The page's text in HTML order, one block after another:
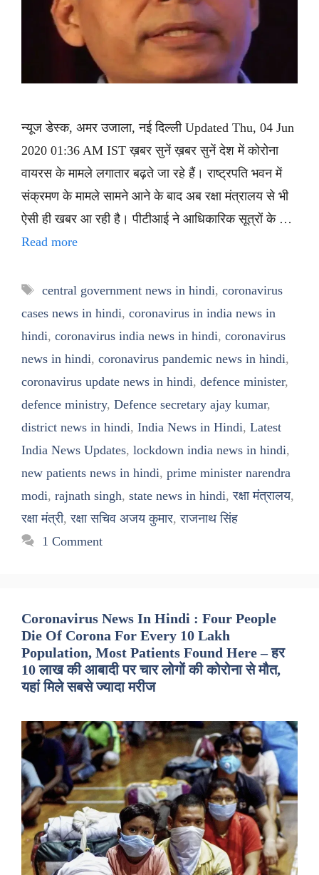
न्यूज डेस्क, अमर उजाला, नई दिल्ली Updated Thu, 04 Jun
2020 01:36 AM IST ख़बर सुनें ख़बर सुनें देश में कोरोना
वायरस के मामले लगातार बढ़ते जा रहे हैं। राष्ट्रपति भवन में
संक्रमण के मामले सामने आने के बाद अब रक्षा मंत्रालय से भी
ऐसी ही खबर आ रही है। पीटीआई ने आधिकारिक सूत्रों के …
Read more
Tags
central government news in hindi, coronavirus
cases news in hindi, coronavirus in india news in
hindi, coronavirus india news in hindi, coronavirus
news in hindi, coronavirus pandemic news in hindi,
coronavirus update news in hindi, defence minister,
defence ministry, Defence secretary ajay kumar,
district news in hindi, India News in Hindi, Latest
India News Updates, lockdown india news in hindi,
new patients news in hindi, prime minister narendra
modi, rajnath singh, state news in hindi,रक्षा मंत्रालय,
रक्षा मंत्री,रक्षा सचिव अजय कुमार,राजनाथ सिंह
1 Comment
Coronavirus News In Hindi : Four People
Die Of Corona For Every 10 Lakh
Population, Most Patients Found Here – हर
10 लाख की आबादी पर चार लोगों की कोरोना से मौत,
यहां मिले सबसे ज्यादा मरीज